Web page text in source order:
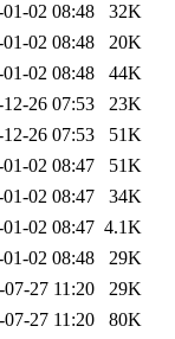
02 08:48
32K
02 08:48
20K
02 08:48
44K
26 07:53
23K
26 07:53
51K
02 08:47
51K
02 08:47
34K
02 08:47 4.1K
02 08:48
29K
07-27 11:20
29K
07-27 11:20
80K